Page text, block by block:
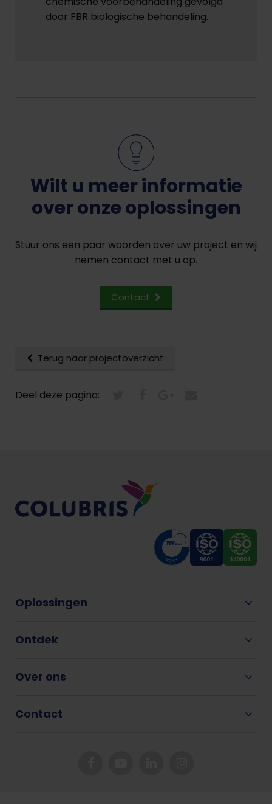
door FBR biologische behandeling.
Wilt u meer informatie
over onze oplossingen
Stuur ons een paar woorden over uw project en wij
nemen contact met u op.
Contact
Terug naar projectoverzicht
Deel deze pagina:
Oplossingen
Ontdek
Over ons
Contact